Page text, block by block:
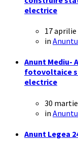
electrice
17 aprilie
in
Anunt Mediu-
fotovoltaice
electrice
30
in
Anunt Legea